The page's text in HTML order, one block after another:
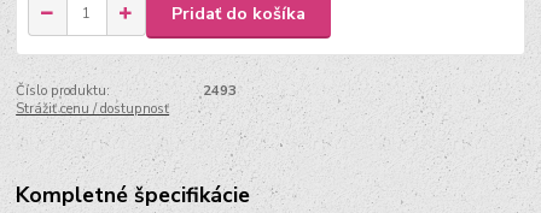
Pridať do košíka
Číslo produktu:
2493
Strážiť cenu / dostupnosť
Kompletné špecifikácie